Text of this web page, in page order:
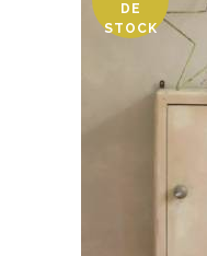
DE
STOCK